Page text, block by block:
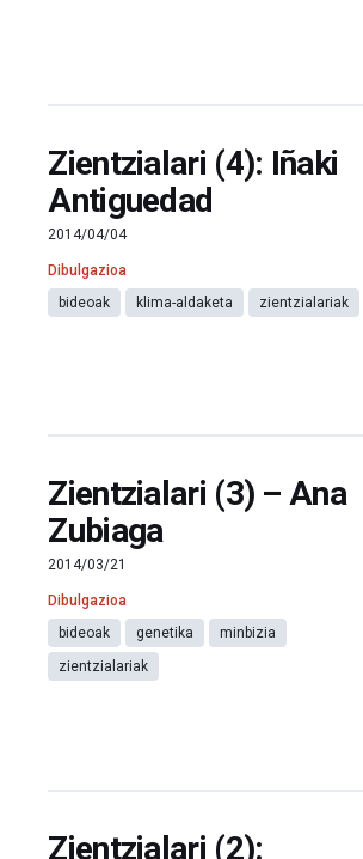
Zientzialari (4): Iñaki
Antiguedad
2014/04/04
Dibulgazioa
bideoak
klima-aldaketa zientzialariak
Zientzialari (3) – Ana
Zubiaga
2014/03/21
Dibulgazioa
bideoak
genetika
minbizia
zientzialariak
Zientzialari (2):